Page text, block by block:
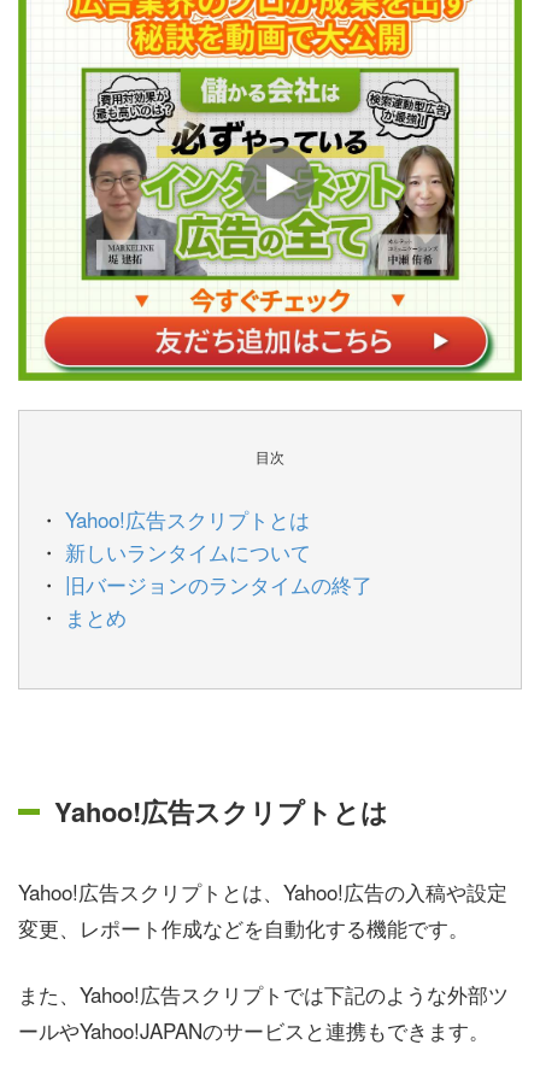
目次
Yahoo!広告スクリプトとは
新しいランタイムについて
旧バージョンのランタイムの終了
まとめ
Yahoo!広告スクリプトとは
Yahoo!広告スクリプトとは、Yahoo!広告の入稿や設定
変更、レポート作成などを自動化する機能です。
また、Yahoo!広告スクリプトでは下記のような外部ツ
ールやYahoo!JAPANのサービスと連携もできます。